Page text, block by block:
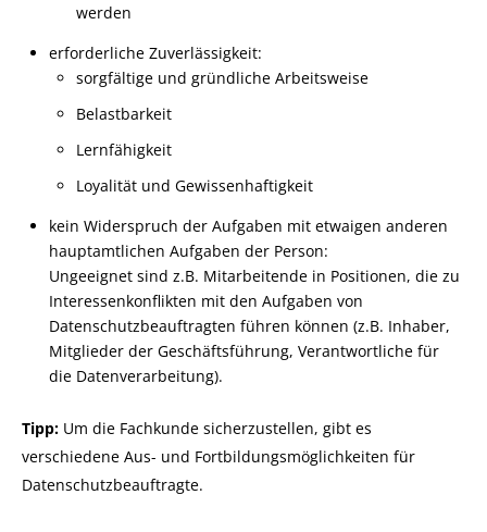
werden
erforderliche Zuverlässigkeit:
sorgfältige und gründliche Arbeitsweise
Belastbarkeit
Lernfähigkeit
Loyalität und Gewissenhaftigkeit
kein Widerspruch der Aufgaben mit etwaigen anderen
hauptamtlichen Aufgaben der Person:
Ungeeignet sind z.B. Mitarbeitende in Positionen, die zu
Interessenkonflikten mit den Aufgaben von
Datenschutzbeauftragten führen können (z.B. Inhaber,
Mitglieder der Geschäftsführung, Verantwortliche für
die Datenverarbeitung).
Tipp: Um die Fachkunde sicherzustellen, gibt es
verschiedene Aus- und Fortbildungsmöglichkeiten für
Datenschutzbeauftragte.